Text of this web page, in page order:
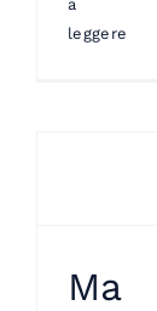
a
leggere
Ma